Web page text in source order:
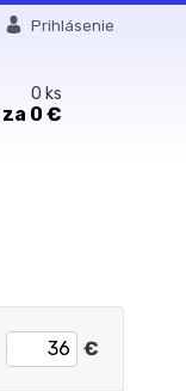
Prihlásenie
0 ks
za 0 €
€